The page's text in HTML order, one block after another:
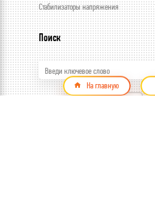
На главную
Стабилизаторы напряжения
Поиск
Введи ключевое слово